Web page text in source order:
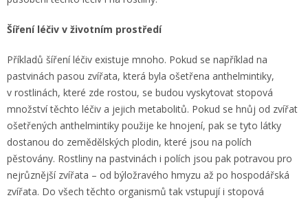
Šíření léčiv v životním prostředí
Příkladů šíření léčiv existuje mnoho. Pokud se například na
pastvinách pasou zvířata, která byla ošetřena anthelmintiky,
v rostlinách, které zde rostou, se budou vyskytovat stopová
množství těchto léčiv a jejich metabolitů. Pokud se hnůj od zvířat
ošetřených anthelmintiky použije ke hnojení, pak se tyto látky
dostanou do zemědělských plodin, které jsou na polích
pěstovány. Rostliny na pastvinách i polích jsou pak potravou pro
nejrůznější zvířata – od býložravého hmyzu až po hospodářská
zvířata. Do všech těchto organismů tak vstupují i stopová